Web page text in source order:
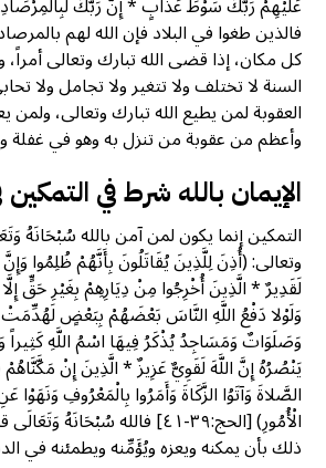
فالذين طغوا في البلاد فإن الله لهم
كل مكان، إذا قضى الله تبارك وتعالى
السنة لا تختلف ولا تتغير ولا تجامل ولا
العقوبة لمن يطيع الله تبارك وتعالى،
وأعظم من عقوبة من تنزل به وهو في غفلة
الإيمان بالله شرط في
التمكين إنما يكون لمن آمن بالله سُبْحَانَهُ
وتعالى: (أُذِنَ لِلَّذِينَ يُقَاتَلُونَ بِأَنَّهُمْ ظُلِمُوا
لَقَدِيرٌ * الَّذِينَ أُخْرِجُوا مِنْ دِيَارِهِمْ بِغَيْرِ حَقٍّ إِلَّا
وَلَوْلا دَفْعُ اللَّهِ النَّاسَ بَعْضَهُمْ بِبَعْضٍ
وَصَلَوَاتٌ وَمَسَاجِدُ يُذْكَرُ فِيهَا اسْمُ اللَّهِ
يَنْصُرُهُ إِنَّ اللَّهَ لَقَوِيٌّ عَزِيزٌ * الَّذِينَ إِنْ
الصَّلاةَ وَآتَوُا الزَّكَاةَ وَأَمَرُوا بِالْمَعْرُوفِ وَنَهَوْا
الْأُمُورِ) [الحج:٣٩-٤١] فالله
ذلك بأن يمكنه ويعزه ويُؤَمِّنه ويطمئنه في